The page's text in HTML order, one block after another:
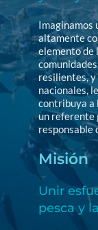
Imaginamos
altamente
elemento de
resilientes,
nacionales,
contribuya a
un referente
responsable
Misión
Unir
pesca y